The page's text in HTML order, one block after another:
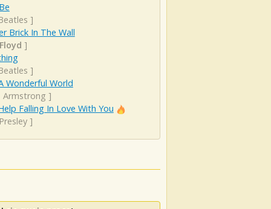
]
Brick In The Wall
]
]
Wonderful World
Armstrong ]
Falling In Love With You
]